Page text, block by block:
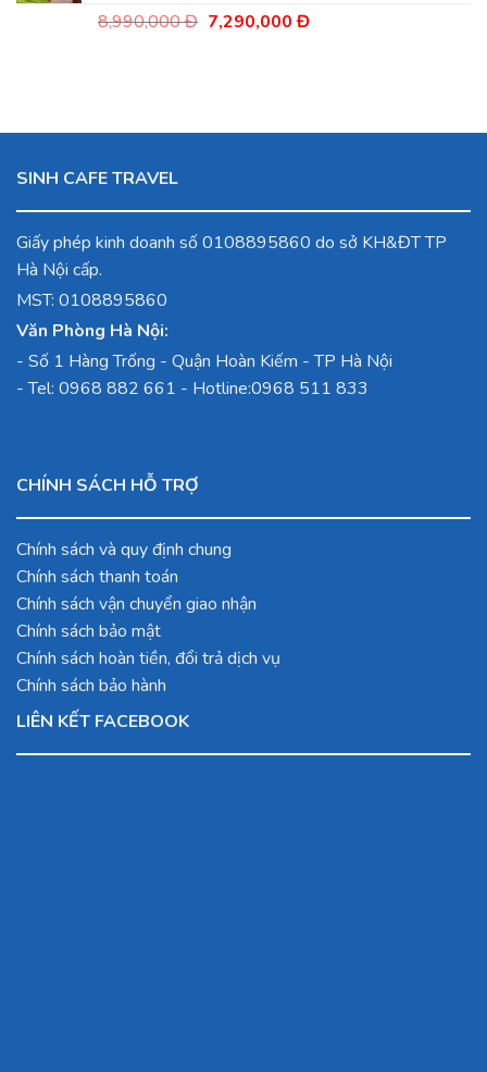
là:
tại
8,990,000Đ Giá
7,290,000ĐGiá
SINH CAFE TRAVEL
Giấy phép kinh doanh số 0108895860 do sở KH&ĐT TP
Hà Nội cấp.
MST: 0108895860
Văn Phòng Hà Nội:
- Số 1 Hàng Trống - Quận Hoàn Kiếm - TP Hà Nội
- Tel: 0968 882 661 - Hotline:0968 511 833
CHÍNH SÁCH HỖ TRỢ
Chính sách và quy định chung
Chính sách thanh toán
Chính sách vận chuyển giao nhận
Chính sách bảo mật
Chính sách hoàn tiền, đổi trả dịch vụ
Chính sách bảo hành
LIÊN KẾT FACEBOOK